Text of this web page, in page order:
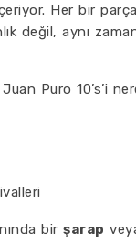
Her bir
değil, aynı
Puro 10’s’i
bir şarap